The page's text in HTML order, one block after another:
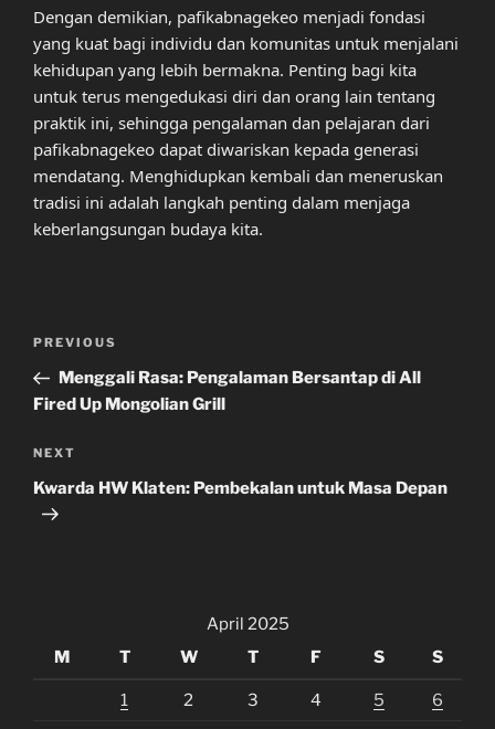
Dengan demikian, pafikabnagekeo menjadi fondasi
yang kuat bagi individu dan komunitas untuk menjalani
kehidupan yang lebih bermakna. Penting bagi kita
untuk terus mengedukasi diri dan orang lain tentang
praktik ini, sehingga pengalaman dan pelajaran dari
pafikabnagekeo dapat diwariskan kepada generasi
mendatang. Menghidupkan kembali dan meneruskan
tradisi ini adalah langkah penting dalam menjaga
keberlangsungan budaya kita.
Previous
Post
PREVIOUS
Menggali Rasa: Pengalaman Bersantap di All
Fired Up Mongolian Grill
Next
Post
NEXT
Kwarda HW Klaten: Pembekalan untuk Masa Depan
April 2025
M
T W T F S S
1 2 3 4 5 6